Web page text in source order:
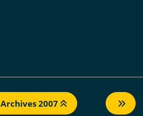
Archives 2007